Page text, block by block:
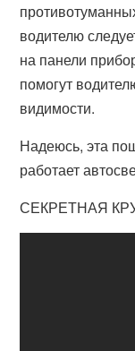
водителю
на панели
помогут
видимости.
Надеюсь, эта
работает
СЕКРЕТНАЯ